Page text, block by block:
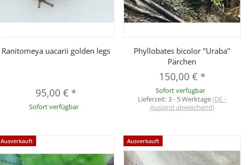
Vorschau
Ranitomeya uacarii golden legs
95,00 € *
Sofort verfügbar
Vorschau
Phyllobates bicolor "Uraba"
Pärchen
150,00 € *
Sofort verfügbar
Lieferzeit:3 - 5 Werktage(DE -
Ausland abweichend)
Ausverkauft Ausverkauft